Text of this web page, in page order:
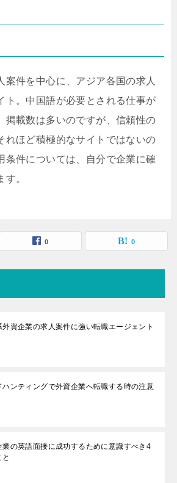
案件を中心に、アジア各国の求人
ト。中国語が必要とされる仕事が
掲載数は多いのですが、信頼性の
れほど積極的なサイトではないの
条件については、自分で企業に確
。
0 0
外資企業の求人案件に強い転職エージェント
ハンティングで外資企業へ転職する時の注意
業の英語面接に成功するために意識すべき4
と